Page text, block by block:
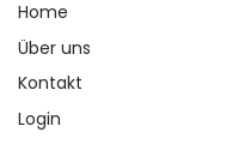
Home
Über uns
Kontakt
Login